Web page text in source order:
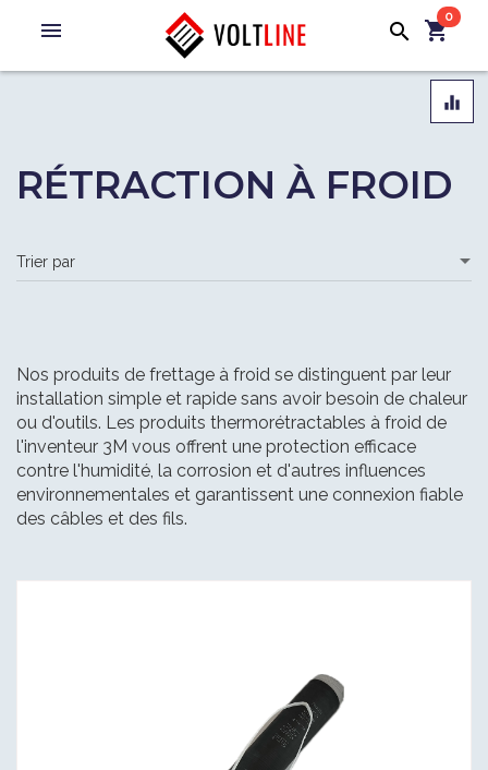
menu search
0
shopping_cart
equalizer
RÉTRACTION À FROID
Nos produits de frettage à froid se distinguent par leur
installation simple et rapide sans avoir besoin de chaleur
ou d'outils. Les produits thermorétractables à froid de
l'inventeur 3M vous offrent une protection efficace
contre l'humidité, la corrosion et d'autres influences
environnementales et garantissent une connexion fiable
des câbles et des fils.